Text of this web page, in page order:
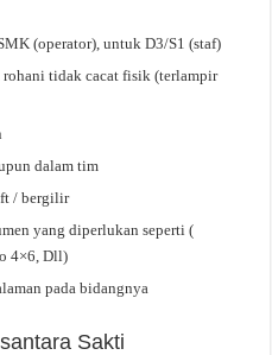
(operator), untuk D3/S1 (staf)
rohani tidak cacat fisik (terlampir
dalam tim
/ bergilir
yang diperlukan seperti (
4×6, Dll)
pada bidangnya
Sakti